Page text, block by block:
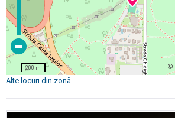
©
200 m
Alte locuri din zonă